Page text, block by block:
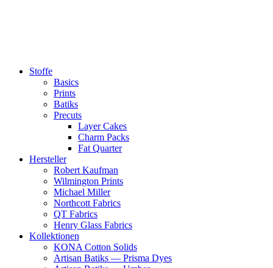
Stoffe
Basics
Prints
Batiks
Precuts
Layer Cakes
Charm Packs
Fat Quarter
Hersteller
Robert Kaufman
Wilmington Prints
Michael Miller
Northcott Fabrics
QT Fabrics
Henry Glass Fabrics
Kollektionen
KONA Cotton Solids
Artisan Batiks — Prisma Dyes